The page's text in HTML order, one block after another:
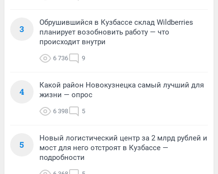
3
Обрушившийся в Кузбассе склад Wildberries
планирует возобновить работу — что
происходит внутри
6 736 9
4
Какой район Новокузнецка самый лучший для
жизни — опрос
6 398 5
5
Новый логистический центр за 2 млрд рублей и
мост для него отстроят в Кузбассе —
подробности